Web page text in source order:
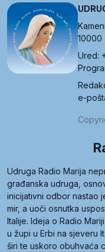
10000
Ured:
e-
Udruga Radio Marija
građanska udruga,
inicijativni odbor nastao
mir, a uoči osnutka
Italije. Ideja o Radio
u župi u Erbi na sjeveru
širi te uskoro obuhvaća